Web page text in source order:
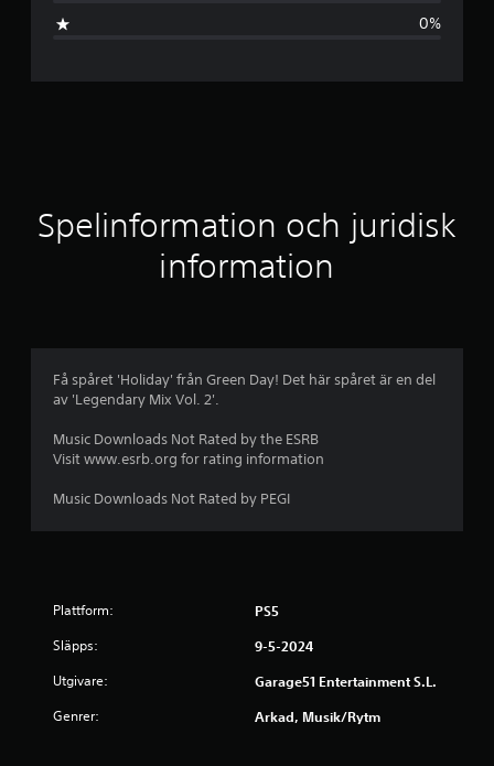
i
l
t
b
g
0%
Spelinformation och juridisk
information
Få spåret 'Holiday' från Green Day! Det här spåret är en del
av 'Legendary Mix Vol. 2'.
Music Downloads Not Rated by the ESRB
Visit www.esrb.org for rating information
Music Downloads Not Rated by PEGI
Plattform: PS5
Släpps: 9-5-2024
Utgivare: Garage51 Entertainment S.L.
Genrer: Arkad, Musik/rytm